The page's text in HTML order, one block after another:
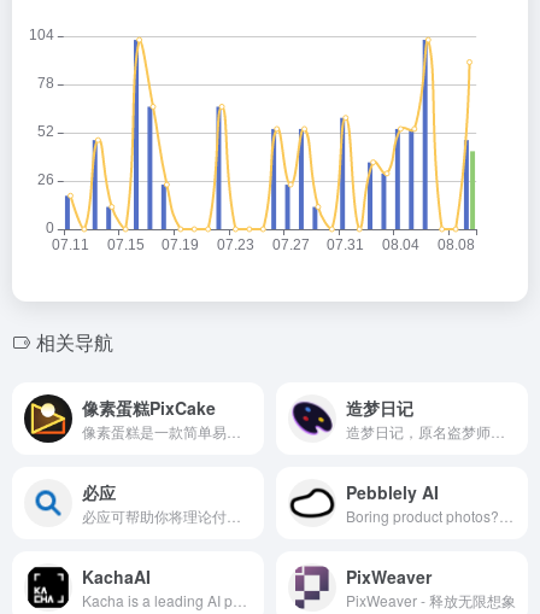
相关导航
像素蛋糕PixCake 造梦日记
必应 Pebblely AI
KachaAI PixWeaver
PixWeaver - 释放无限想象